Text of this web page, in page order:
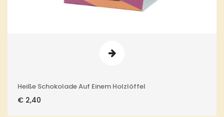
Heiße Schokolade Auf Einem Holzlöffel
€ 2,40